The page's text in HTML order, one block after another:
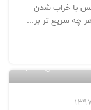
با خراب شدن
چه سریع تر بر...